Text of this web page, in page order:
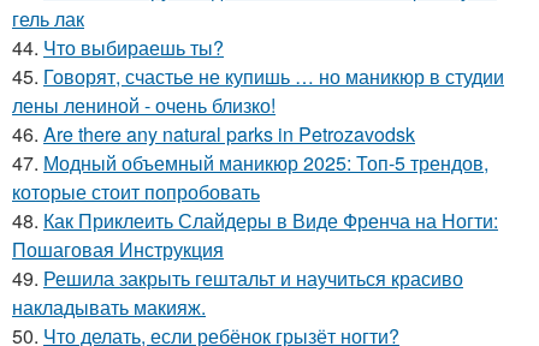
гель лак
44. Что выбираешь ты?
45. Говорят, счастье не купишь … но маникюр в студии
лены лениной - очень близко!
46. Are there any natural parks in Petrozavodsk
47. Модный объемный маникюр 2025: Топ-5 трендов,
которые стоит попробовать
48. Как Приклеить Слайдеры в Виде Френча на Ногти:
Пошаговая Инструкция
49. Решила закрыть гештальт и научиться красиво
накладывать макияж.
50. Что делать, если ребёнок грызёт ногти?